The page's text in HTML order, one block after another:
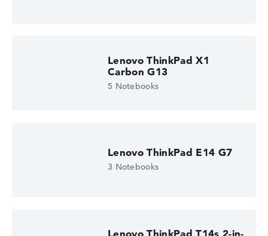
Lenovo ThinkPad X1
Carbon G13
5 Notebooks
Lenovo ThinkPad E14 G7
3 Notebooks
Lenovo ThinkPad T14s 2-in-